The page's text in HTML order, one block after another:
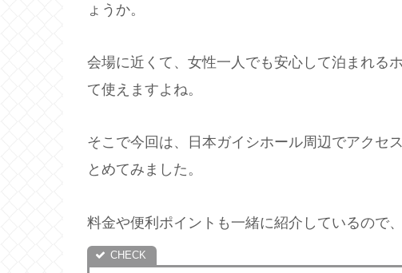
ょうか。
会場に近くて、女性一人でも安心して泊まれる
て使えますよね。
そこで今回は、日本ガイシホール周辺でアクセ
とめてみました。
料金や便利ポイントも一緒に紹介しているので